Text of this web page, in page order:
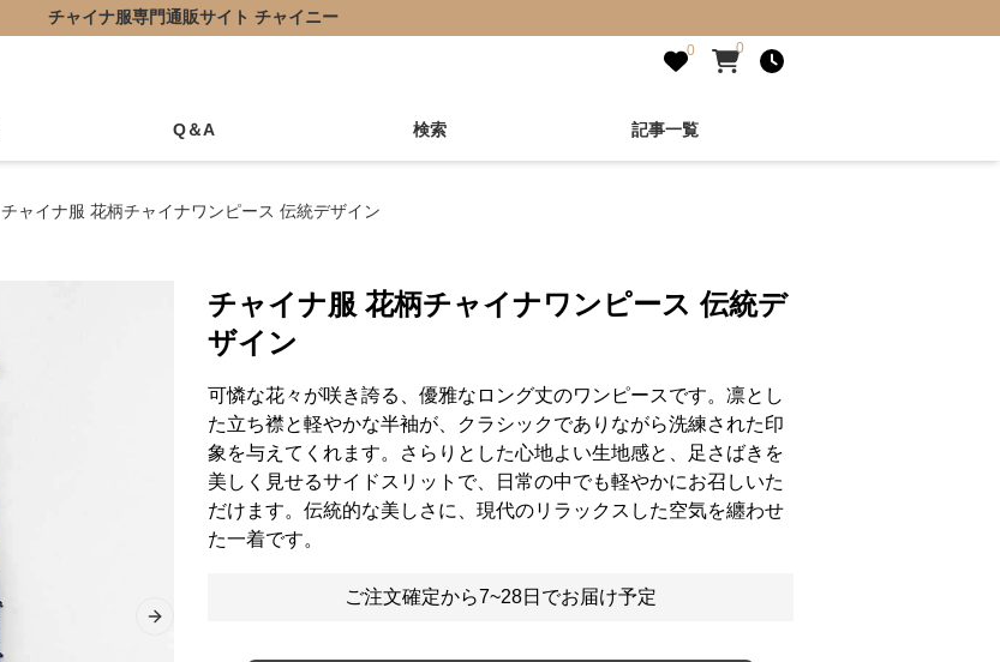
チャイナ服専門通販サイト チャイニー
0 0
Q＆A 検索 記事一覧
チャイナ服 花柄チャイナワンピース 伝統デザイン
Next slide
チャイナ服 花柄チャイナワンピース 伝統デ
ザイン
可憐な花々が咲き誇る、優雅なロング丈のワンピースです。凛とし
た立ち襟と軽やかな半袖が、クラシックでありながら洗練された印
象を与えてくれます。さらりとした心地よい生地感と、足さばきを
美しく見せるサイドスリットで、日常の中でも軽やかにお召しいた
だけます。伝統的な美しさに、現代のリラックスした空気を纏わせ
た一着です。
ご注文確定から7~28日でお届け予定